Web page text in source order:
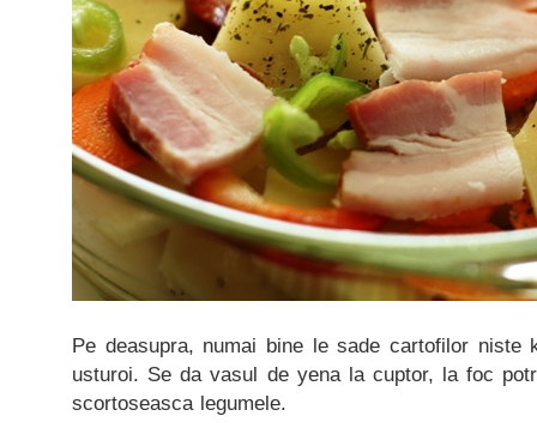
Pe deasupra, numai bine le sade cartofilor niste
usturoi. Se da vasul de yena la cuptor, la foc
scortoseasca legumele.